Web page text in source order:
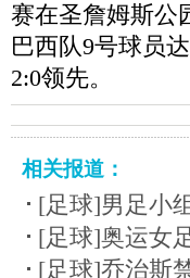
赛在圣詹姆斯公
巴西队9号球员
2:0领先。
相关报道：
[足球]男足小
[足球]奥运女
[足球]乔治斯